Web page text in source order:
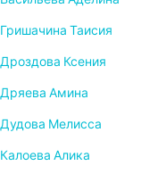
Гришачина Таисия
Дроздова Ксения
Дряева Амина
Дудова Мелисса
Калоева Алика